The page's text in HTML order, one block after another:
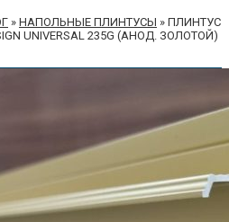
» НАПОЛЬНЫЕ ПЛИНТУСЫ » ПЛИНТУС
UNIVERSAL 235G (АНОД. ЗОЛОТОЙ)